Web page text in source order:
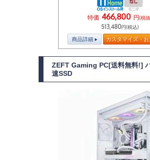
特価 466,800 円(税
513,480円(税込)
商品詳細 カスタマイズ・
ZEFT Gaming PC[送料無料!]
速SSD